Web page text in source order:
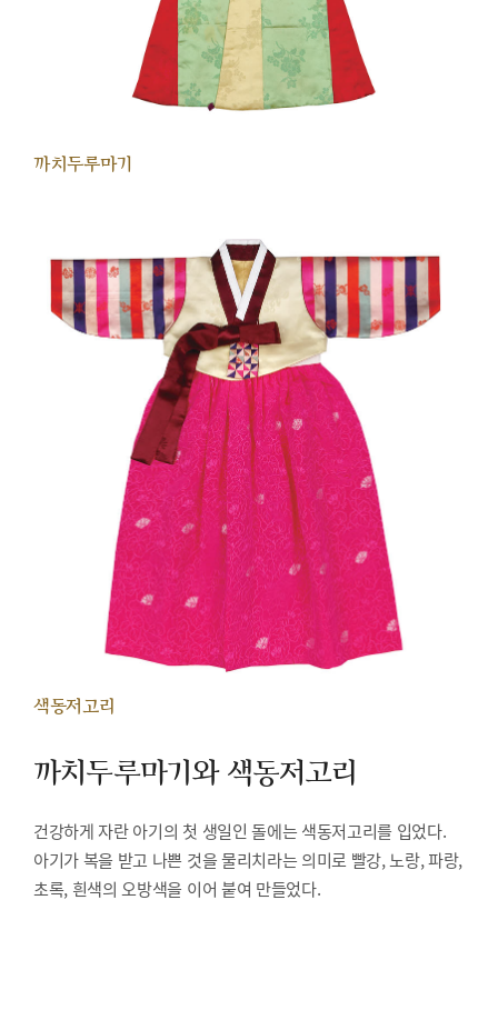
까치두루마기
색동저고리
까치두루마기와 색동저고리
건강하게 자란 아기의 첫 생일인 돌에는 색동저고리를 입었다.
아기가 복을 받고 나쁜 것을 물리치라는 의미로 빨강, 노랑, 파랑,
초록, 흰색의 오방색을 이어 붙여 만들었다.